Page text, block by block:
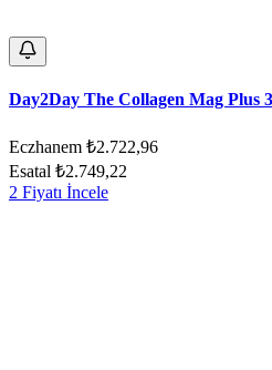
Day2Day The Collagen Mag Plus
Eczhanem ₺2.722,96
Esatal ₺2.749,22
2 Fiyatı İncele